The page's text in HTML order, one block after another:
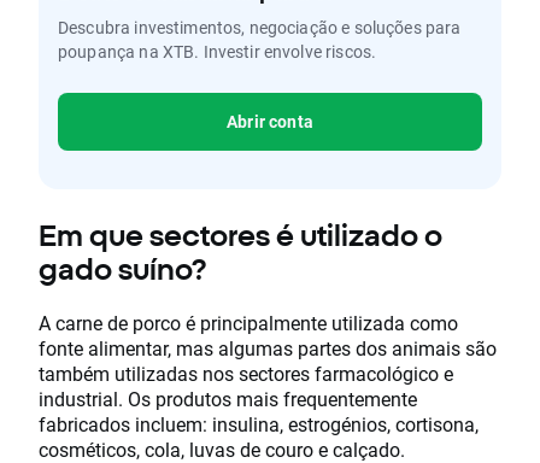
Descubra investimentos, negociação e soluções para
poupança na XTB. Investir envolve riscos.
Abrir conta
Em que sectores é utilizado o
gado suíno?
A carne de porco é principalmente utilizada como
fonte alimentar, mas algumas partes dos animais são
também utilizadas nos sectores farmacológico e
industrial. Os produtos mais frequentemente
fabricados incluem: insulina, estrogénios, cortisona,
cosméticos, cola, luvas de couro e calçado.